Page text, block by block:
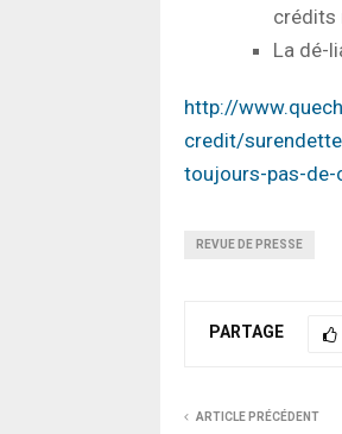
crédits
La dé-
http://
credit/
toujours-pas-
REVUE DE PRESSE
PARTAGE
ARTICLE PRÉCÉDENT